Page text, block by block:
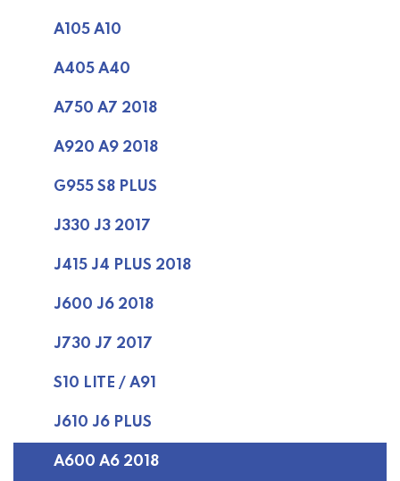
A105 A10
A405 A40
A750 A7 2018
A920 A9 2018
G955 S8 PLUS
J330 J3 2017
J415 J4 PLUS 2018
J600 J6 2018
J730 J7 2017
S10 LITE / A91
J610 J6 PLUS
A600 A6 2018